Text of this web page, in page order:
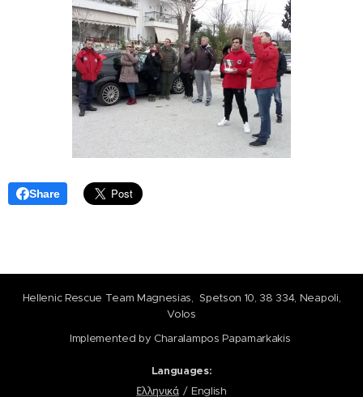
Share
Hellenic Rescue Team Magnesias, Spetson 10, 38 334, Neapoli,
Volos
Implemented by Charalampos Papamarkakis
Languages
Ελληνικά
English